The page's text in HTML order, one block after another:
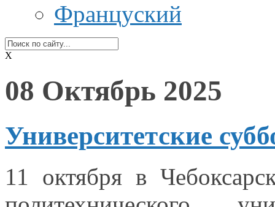
Француский
X
08 Октябрь 2025
Университетские
11 октября в